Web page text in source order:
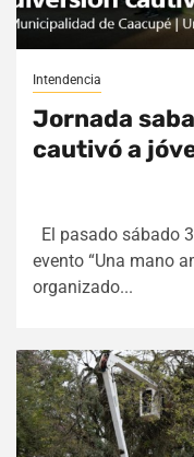
Intendencia
Jornada
cautivó a
El pasado sábado
evento “Una mano
organizado...